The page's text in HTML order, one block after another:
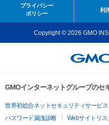
プライバシー
ポリシー
利
Copyright © 2026 GMO
GMOインターネットグループのセ
世界初総合ネットセキュリティサービス
パスワード漏洩診断
Webサイトリス